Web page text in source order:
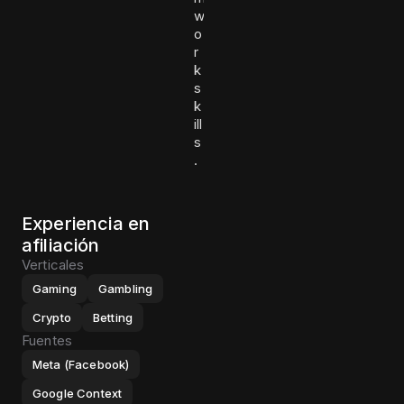
w
o
r
k
s
k
ill
s
.
Experiencia en
afiliación
Verticales
Gaming
Gambling
Crypto
Betting
Fuentes
Meta (Facebook)
Google Context